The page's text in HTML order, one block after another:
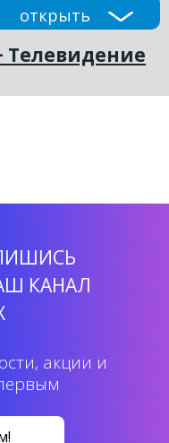
открыть
КАНАЛ
акции и